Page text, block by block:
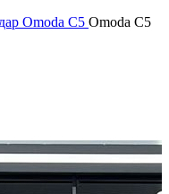
Omoda C5 Omoda C5